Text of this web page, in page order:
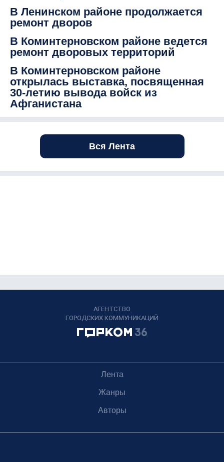
В Ленинском районе продолжается
ремонт дворов
В Коминтерновском районе ведется
ремонт дворовых территорий
В Коминтерновском районе
открылась выставка, посвященная
30-летию вывода войск из
Афганистана
Вся Лента
АГЕНТСТВО
ГОРОДСКИХ КОММУНИКАЦИЙ
Лента
Жанры
Авторы